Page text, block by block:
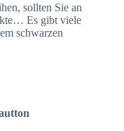
sollten Sie an
Es gibt viele
schwarzen